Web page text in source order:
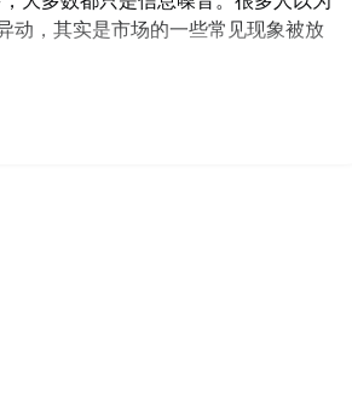
动，其实是市场的一些常见现象被放
能被放成大波动，看着吓人，但开